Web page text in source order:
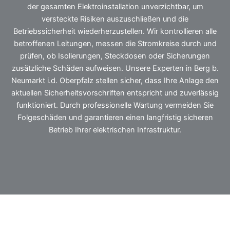
der gesamten Elektroinstallation unverzichtbar, um
versteckte Risiken auszuschließen und die
Betriebssicherheit wiederherzustellen. Wir kontrollieren alle
betroffenen Leitungen, messen die Stromkreise durch und
prüfen, ob Isolierungen, Steckdosen oder Sicherungen
zusätzliche Schäden aufweisen. Unsere Experten in Berg b.
Neumarkt i.d. Oberpfalz stellen sicher, dass Ihre Anlage den
aktuellen Sicherheitsvorschriften entspricht und zuverlässig
funktioniert. Durch professionelle Wartung vermeiden Sie
Folgeschäden und garantieren einen langfristig sicheren
Betrieb Ihrer elektrischen Infrastruktur.